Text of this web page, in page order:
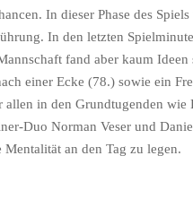
In dieser Phase des
In den letzten
fand aber kaum
einer Ecke (78.) sowie ein
in den Grundtugenden
Duo Norman Veser und
an den Tag zu legen.